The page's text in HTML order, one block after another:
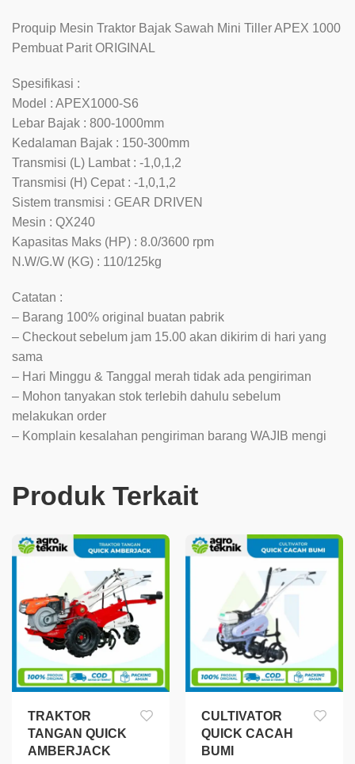
Proquip Mesin Traktor Bajak Sawah Mini Tiller APEX 1000
Pembuat Parit ORIGINAL
Spesifikasi :
Model : APEX1000-S6
Lebar Bajak : 800-1000mm
Kedalaman Bajak : 150-300mm
Transmisi (L) Lambat : -1,0,1,2
Transmisi (H) Cepat : -1,0,1,2
Sistem transmisi : GEAR DRIVEN
Mesin : QX240
Kapasitas Maks (HP) : 8.0/3600 rpm
N.W/G.W (KG) : 110/125kg
Catatan :
– Barang 100% original buatan pabrik
– Checkout sebelum jam 15.00 akan dikirim di hari yang
sama
– Hari Minggu & Tanggal merah tidak ada pengiriman
– Mohon tanyakan stok terlebih dahulu sebelum
melakukan order
– Komplain kesalahan pengiriman barang WAJIB mengi
Produk Terkait
TRAKTOR
TANGAN QUICK
AMBERJACK
CULTIVATOR
QUICK CACAH
BUMI